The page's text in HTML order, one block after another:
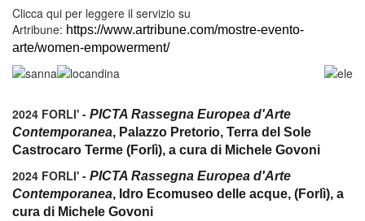
Clicca qui per leggere il servizio su
Artribune: https://www.artribune.com/mostre-evento-
arte/women-empowerment/
2024 FORLI' - PICTA Rassegna Europea d'Arte
Contemporanea, Palazzo Pretorio, Terra del Sole
Castrocaro Terme (Forlì), a cura di Michele Govoni
2024 FORLI' - PICTA Rassegna Europea d'Arte
Contemporanea, Idro Ecomuseo delle acque, (Forlì), a
cura di Michele Govoni